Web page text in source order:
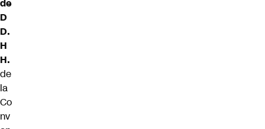
de
D
D.
H
H.
de
la
Co
nv